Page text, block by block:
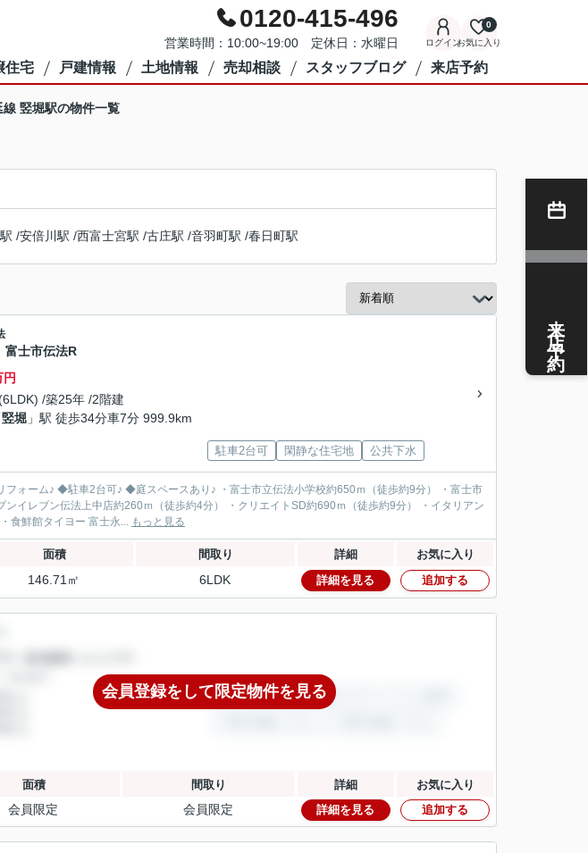
0120-415-496
営業時間：10:00~19:00 定休日：水曜日 ログインお気に入り
0
住宅 戸建情報 土地情報 売却相談 スタッフブログ 来店予約
線 竪堀駅の物件一覧
/安倍川駅 /西富士宮駅 /古庄駅 /音羽町駅 /春日町駅
士市伝法R
円
/築25年 /2階建
竪堀 」駅 徒歩34分車7分 999.9km
駐車2台可 閑静な住宅地 公共下水
ォーム♪ ◆駐車2台可♪ ◆庭スペースあり♪ ・富士市立伝法小学校約650ｍ（徒歩約9分） ・富士市
イレブン伝法上中店約260ｍ（徒歩約4分） ・クリエイトSD約690ｍ（徒歩約9分） ・イタリアン
食鮮館タイヨー 富士永... もっと見る
面積 間取り 詳細 お気に入り
146.71㎡ 6LDK 詳細を見る 追加する
会員登録をして限定物件を見る
面積 間取り 詳細 お気に入り
会員限定 会員限定 詳細を見る 追加する
来店予約